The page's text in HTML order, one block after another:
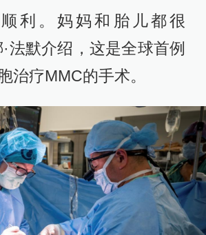
利。妈妈和胎儿都很
法默介绍，这是全球首例
治疗MMC的手术。